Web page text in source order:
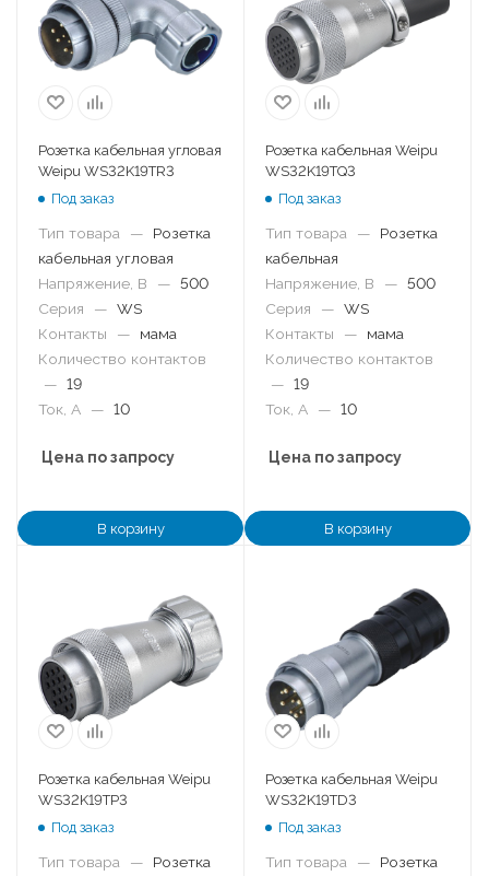
Розетка кабельная угловая
Weipu WS32K19TR3
Под заказ
Тип товара —
Розетка
кабельная угловая
Напряжение, В
— 500
Серия
— WS
Контакты
—
мама
Количество контактов
— 19
Ток, А
— 10
Цена по запросу
В корзину
Розетка кабельная Weipu
WS32K19TQ3
Под заказ
Тип товара —
Розетка
кабельная
Напряжение, В
— 500
Серия
— WS
Контакты
—
мама
Количество контактов
— 19
Ток, А
— 10
Цена по запросу
В корзину
Розетка кабельная Weipu
WS32K19TP3
Под заказ
Тип товара —
Розетка
Розетка кабельная Weipu
WS32K19TD3
Под заказ
Тип товара —
Розетка